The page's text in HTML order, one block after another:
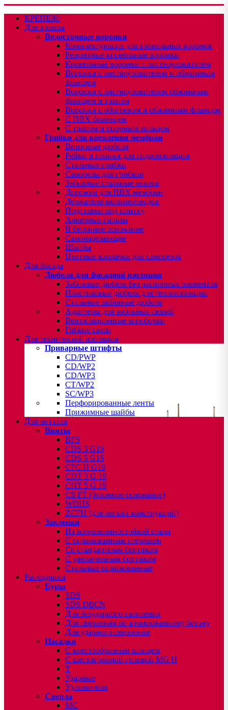
КРЕПЕЖ:
Для кровли
Водосточные воронки
Комплектующие для кровельных воронок
Ремонтные кровельные воронки
Кровельные воронки с листвоуловителем
Воронки с листвоуловителем и обжимным
фланцем
Воронки с листвоуловителем обжимным
фланцем и трапом
Воронки с обогревом и обжимным фланцем
С ПВХ фланецем
С трапом и опорным кольцом
Грибки для крепления мембран
Винтовые дюбеля
Рейки и планки для гидроизоляции
Стальные грибки
Саморезы для грибков
Забивные стальные анкера
Дорожки для ПВХ мембран
Держатели молниеотводов
Подставки под плитку
Анкерные гильзы
В бетонное основание
Самонарезающие
Шайбы
Цветные колпачки для саморезов
Для фасада
Дюбеля для фасадной изоляции
Забивные дюбеля без распорных элементов
Пластиковые дюбеля для теплоизоляции
Стальные забивные дюбеля
Адаптеры для забивных связей
Вентиляционные коробочки
Гибкие связи
Для технической изоляции
Приварные штифты
CD/PWP
CD/WP2
CD/WP3
CT/WP2
SC/WP3
Перфорированные ленты
Прижимные шайбы
Для металла
Винты
BFS
CDS 3 G16
CDS 5 G16
CFC H G19
CHT 3 G 19
CHT 5 G 19
CS FT (бетонное основание)
WDHS
ZCFH (для легких конструкций)
Заклепки
Из коррозионностойкой стали
С оцинкованным стержнем
Со стандартным бортиком
С увеличенным бортиком
Стальные оцинкованные
Расходники
Буры
SDS
SDS DBCN
Для безударного сверления
Для сверления по армированному бетону
Для ударного сверления
Насадки
С крестообразным шлицем
С шестигранной головой MG H
T
Ударные
Удлинители
Сверла
МС